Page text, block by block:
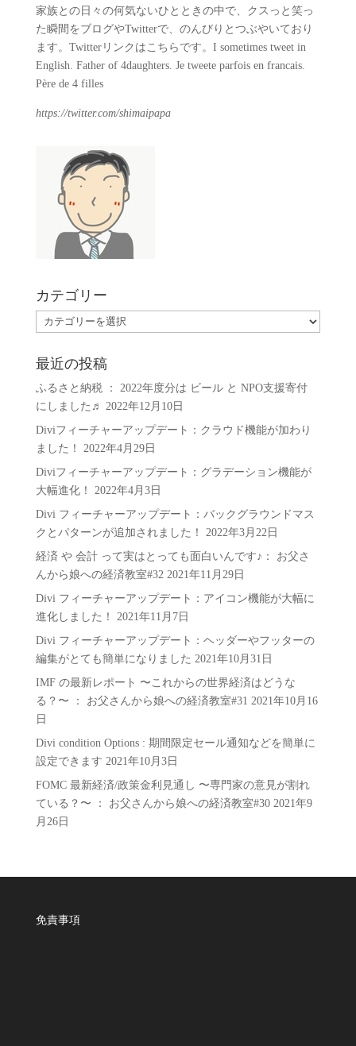
家族との日々の何気ないひとときの中で、クスっと笑っ
た瞬間をブログやTwitterで、のんびりとつぶやいており
ます。Twitterリンクはこちらです。I sometimes tweet in
English. Father of 4daughters. Je tweete parfois en francais.
Père de 4 filles
https://twitter.com/shimaipapa
カテゴリー
カ
ゴ
リ
ー
最近の投稿
ふるさと納税 ： 2022年度分は ビール と NPO支援寄付
にしました♬ 2022年12月10日
Diviフィーチャーアップデート：クラウド機能が加わり
ました！
2022年4月29日
Diviフィーチャーアップデート：グラデーション機能が
大幅進化！
2022年4月3日
Divi フィーチャーアップデート：バックグラウンドマス
クとパターンが追加されました！
2022年3月22日
経済 や 会計 って実はとっても面白いんです♪： お父さ
んから娘への経済教室#32 2021年11月29日
Divi フィーチャーアップデート：アイコン機能が大幅に
進化しました！
2021年11月7日
Divi フィーチャーアップデート：ヘッダーやフッターの
編集がとても簡単になりました 2021年10月31日
IMF の最新レポート 〜これからの世界経済はどうな
る？〜 ： お父さんから娘への経済教室#31 2021年10月16
日
Divi condition Options : 期間限定セール通知などを簡単に
設定できます 2021年10月3日
FOMC 最新経済/政策金利見通し 〜専門家の意見が割れ
ている？〜 ： お父さんから娘への経済教室#30 2021年9
月26日
免責事項